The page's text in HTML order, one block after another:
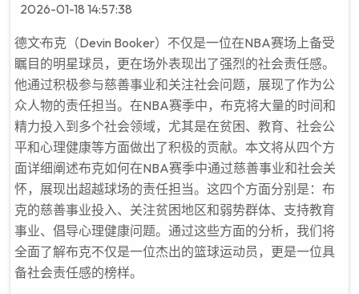
2026-01-18 14:57:38
德文·布克（Devin Booker）不仅是一位在NBA赛场上备受
瞩目的明星球员，更在场外表现出了强烈的社会责任感。
他通过积极参与慈善事业和关注社会问题，展现了作为公
众人物的责任担当。在NBA赛季中，布克将大量的时间和
精力投入到多个社会领域，尤其是在贫困、教育、社会公
平和心理健康等方面做出了积极的贡献。本文将从四个方
面详细阐述布克如何在NBA赛季中通过慈善事业和社会关
怀，展现出超越球场的责任担当。这四个方面分别是：布
克的慈善事业投入、关注贫困地区和弱势群体、支持教育
事业、倡导心理健康问题。通过这些方面的分析，我们将
全面了解布克不仅是一位杰出的篮球运动员，更是一位具
备社会责任感的榜样。